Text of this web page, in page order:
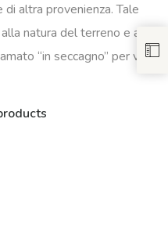
altra provenienza. Tale
natura del terreno e al
“in seccagno” per via